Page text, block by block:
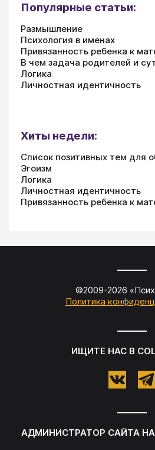
Популярные статьи:
Размышление
Психология в именах
Привязанность ребенка к
В чем задача родителей и
Логика
Личностная идентичность
Хиты недели:
Список позитивных тем для
Эгоизм
Логика
Личностная идентичность
Привязанность ребенка к
©2009-2026 «
Политика
ИЩИТЕ НАС В
АДМИНИСТРАТОР САЙТА